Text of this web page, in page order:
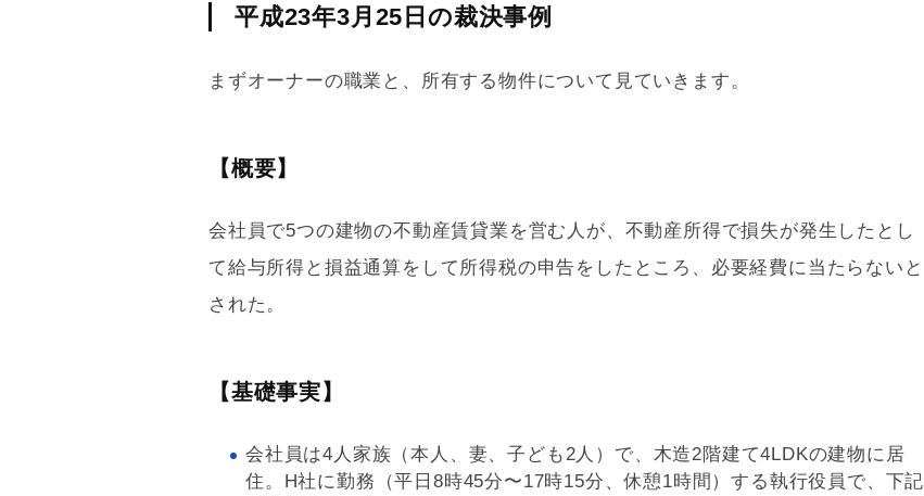
平成23年3月25日の裁決事例
まずオーナーの職業と、所有する物件について見ていきます。
【概要】
会社員で5つの建物の不動産賃貸業を営む人が、不動産所得で損失が発生したとし
て給与所得と損益通算をして所得税の申告をしたところ、必要経費に当たらないと
された。
【基礎事実】
会社員は4人家族（本人、妻、子ども2人）で、木造2階建て4LDKの建物に居
住。H社に勤務（平日8時45分〜17時15分、休憩1時間）する執行役員で、下記